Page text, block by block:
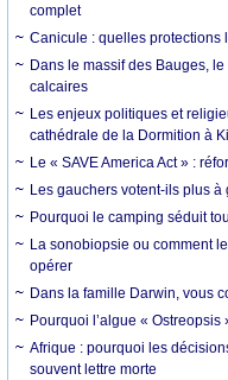
complet
Canicule : quelles protections
Dans le massif des Bauges,
calcaires
Les enjeux politiques et
cathédrale de la Dormition à
Le « SAVE America Act » :
Les gauchers votent-ils plus à
Pourquoi le camping séduit
La sonobiopsie ou comment
opérer
Dans la famille Darwin, vous
Pourquoi l’algue «
Afrique : pourquoi les
souvent lettre morte